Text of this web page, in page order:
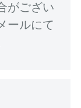
がござい
ールにて